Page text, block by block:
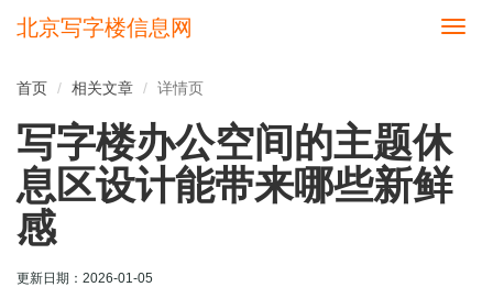
切
北京写字楼信息网
首页 相关文章 详情页
写字楼办公空间的主题休
息区设计能带来哪些新鲜
感
更新日期： 2026-01-05